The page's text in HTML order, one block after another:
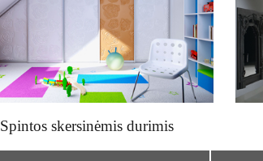
Spintos skersinėmis durimis